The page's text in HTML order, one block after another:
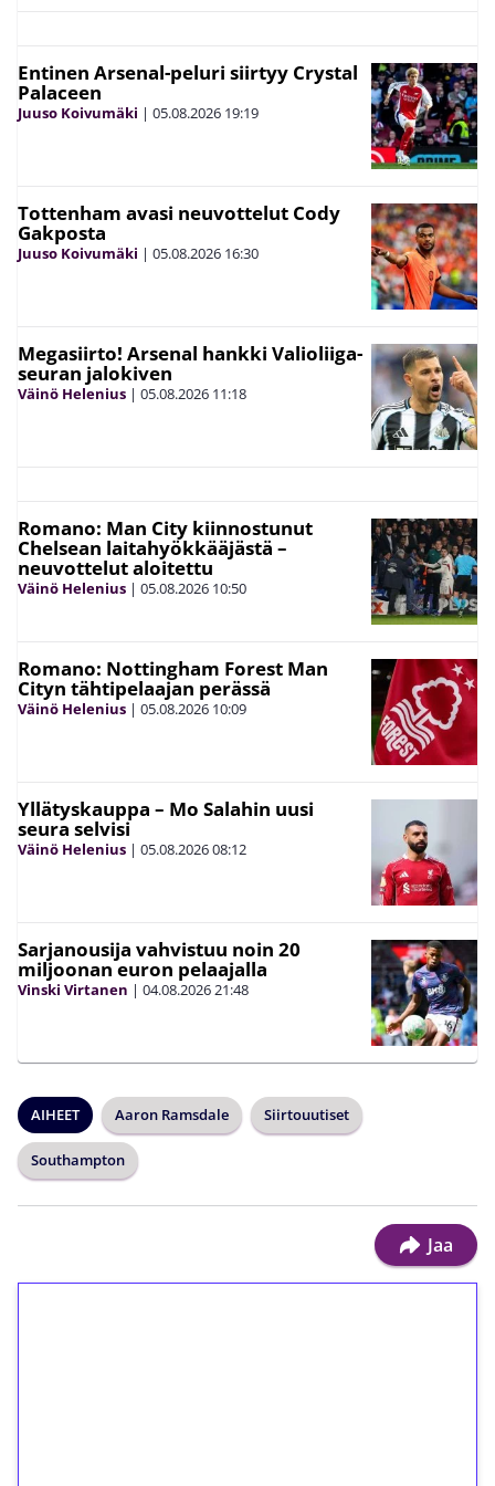
Entinen Arsenal-peluri siirtyy Crystal
Palaceen
Juuso Koivumäki | 05.08.2026 19:19
Tottenham avasi neuvottelut Cody
Gakposta
Juuso Koivumäki | 05.08.2026 16:30
Megasiirto! Arsenal hankki Valioliiga-
seuran jalokiven
Väinö Helenius | 05.08.2026 11:18
Romano: Man City kiinnostunut
Chelsean laitahyökkääjästä –
neuvottelut aloitettu
Väinö Helenius | 05.08.2026 10:50
Romano: Nottingham Forest Man
Cityn tähtipelaajan perässä
Väinö Helenius | 05.08.2026 10:09
Yllätyskauppa – Mo Salahin uusi
seura selvisi
Väinö Helenius | 05.08.202608:12
Sarjanousija vahvistuu noin 20
miljoonan euron pelaajalla
Vinski Virtanen | 04.08.202621:48
AIHEET Aaron Ramsdale Siirtouutiset
Southampton
Jaa